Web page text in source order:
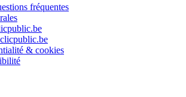
fréquentes
& cookies